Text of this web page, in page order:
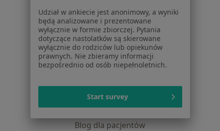
Dla pacjentów
Lekarze
Placówki medyczne
Pytania i odpowiedzi
Pomoc
Blog dla pacjentów
Udział w ankiecie jest anonimowy, a wyniki
będą analizowane i prezentowane
wyłącznie w formie zbiorczej. Pytania
dotyczące nastolatków są skierowane
wyłącznie do rodziców lub opiekunów
prawnych. Nie zbieramy informacji
bezpośrednio od osób niepełnoletnich.
Start survey